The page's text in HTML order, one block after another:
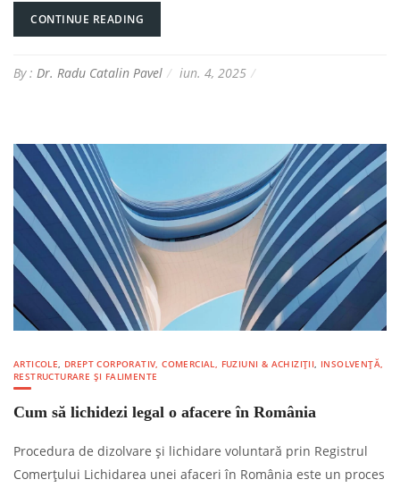
CONTINUE READING
By : Dr. Radu Catalin Pavel iun. 4, 2025
ARTICOLE, DREPT CORPORATIV, COMERCIAL, FUZIUNI & ACHIZIȚII, INSOLVENȚĂ,
RESTRUCTURARE ȘI FALIMENTE
Cum să lichidezi legal o afacere în România
Procedura de dizolvare și lichidare voluntară prin Registrul
Comerțului Lichidarea unei afaceri în România este un proces